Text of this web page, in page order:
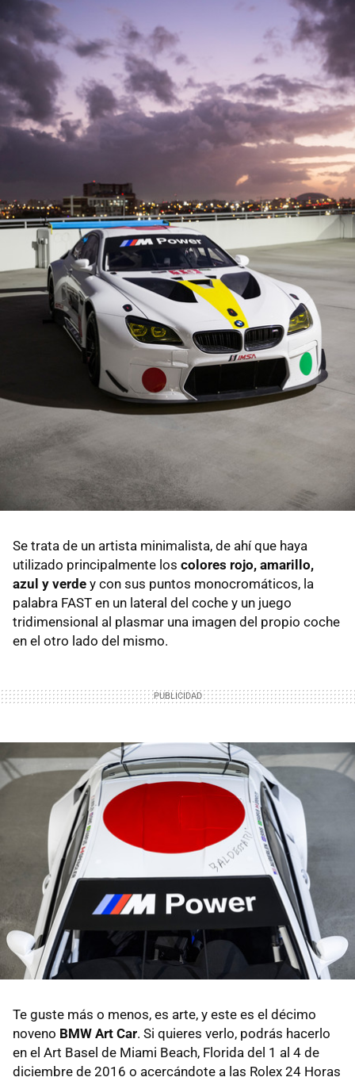
Se trata de un artista minimalista, de ahí que haya
utilizado principalmente los colores rojo, amarillo,
azul y verde y con sus puntos monocromáticos, la
palabra FAST en un lateral del coche y un juego
tridimensional al plasmar una imagen del propio coche
en el otro lado del mismo.
Te guste más o menos, es arte, y este es el décimo
noveno BMW Art Car. Si quieres verlo, podrás hacerlo
en el Art Basel de Miami Beach, Florida del 1 al 4 de
diciembre de 2016 o acercándote a las Rolex 24 Horas